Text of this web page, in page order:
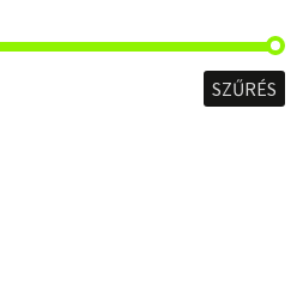
SZŰRÉS